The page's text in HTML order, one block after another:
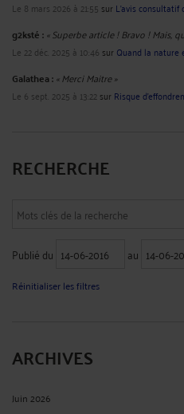
Le 8 mars 2026 à 21:55 sur L’avis consultatif
g2ksté :« Superbe article ! Bravo ! Mais,
Le 22 déc. 2025 à 10:46 sur Quand la nature
Galathea :« Merci Maitre »
Le 6 sept. 2025 à 13:22sur Risque
RECHERCHE
Publié du au
Réinitialiser les filtres
ARCHIVES
Juin 2026